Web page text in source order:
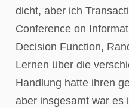
dicht, aber ich
Conference on
Decision Function,
Lernen über die
Handlung hatte ihren
aber insgesamt war es